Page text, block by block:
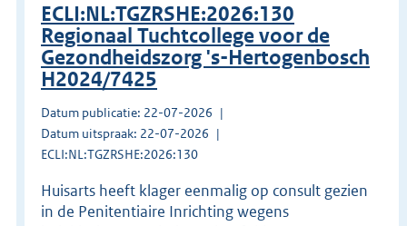
ECLI:NL:TGZRSHE:2026:130
Regionaal Tuchtcollege voor de
Gezondheidszorg 's-Hertogenbosch
H2024/7425
Datum publicatie: 22-07-2026
Datum uitspraak: 22-07-2026
ECLI:NL:TGZRSHE:2026:130
Huisarts heeft klager eenmalig op consult gezien
in de Penitentiaire Inrichting wegens